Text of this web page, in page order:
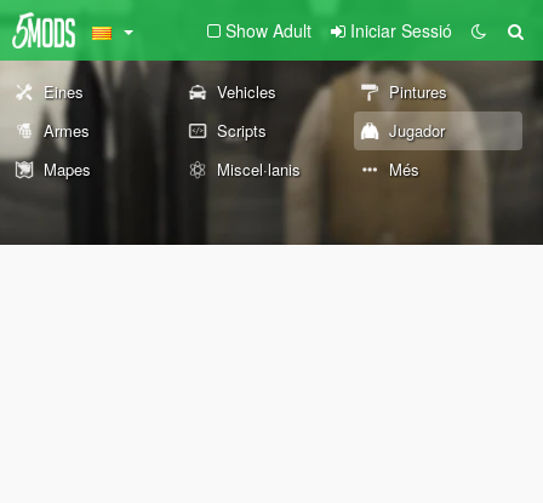
Show Adult Iniciar Sessió
Eines Vehicles
Pintures
Armes
Scripts
Jugador
Mapes
Miscel·lanis Més